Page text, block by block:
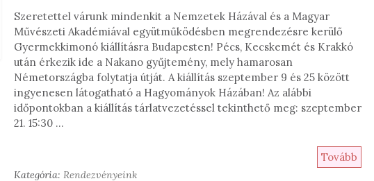
Szeretettel várunk mindenkit a Nemzetek Házával és a Magyar
Művészeti Akadémiával együtműködésben megrendezésre kerülő
Gyermekkimonó kiállításra Budapesten! Pécs, Kecskemét és Krakkó
után érkezik ide a Nakano gyűjtemény, mely hamarosan
Németországba folytatja útját. A kiállítás szeptember 9 és 25 között
ingyenesen látogatható a Hagyományok Házában! Az alábbi
időpontokban a kiállítás tárlatvezetéssel tekinthető meg: szeptember
21. 15:30 …
Tovább
Kategória: Rendezvényeink